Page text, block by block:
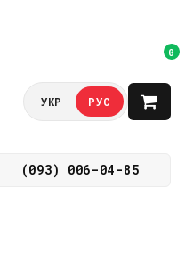
(093) 006-04-85
УКР РУС
0